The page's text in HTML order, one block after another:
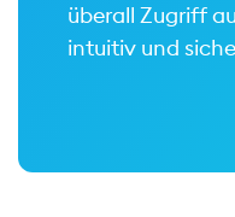
überall Zugriff
intuitiv und